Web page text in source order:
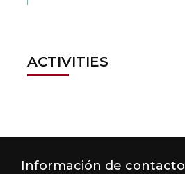
ACTIVITIES
Información de contacto